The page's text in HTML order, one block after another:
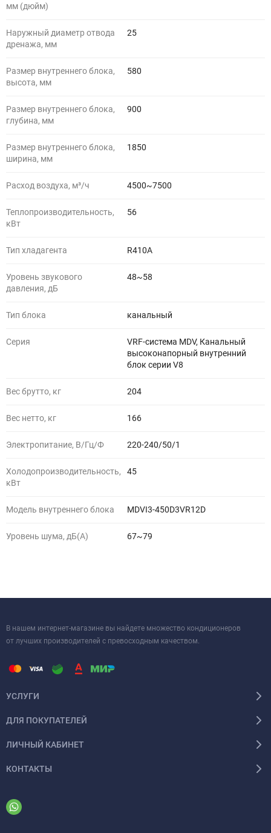
мм (дюйм)
Наружный диаметр отвода
дренажа, мм
25
Размер внутреннего блока,
высота, мм
580
Размер внутреннего блока,
глубина, мм
900
Размер внутреннего блока,
ширина, мм
1850
Расход воздуха, м³/ч 4500~7500
Теплопроизводительность,
кВт
56
Тип хладагента R410A
Уровень звукового
давления, дБ
48~58
Тип блока канальный
Серия
VRF-система MDV, Канальный
высоконапорный внутренний
блок серии V8
Вес брутто, кг 204
Вес нетто, кг 166
Электропитание, В/Гц/Ф 220-240/50/1
Холодопроизводительность,
кВт
45
Модель внутреннего блока MDVI3-450D3VR12D
Уровень шума, дБ(A) 67~79
В нашем интернет-магазине вы найдете множество кондиционеров
от лучших производителей с превосходным качеством.
УСЛУГИ
ДЛЯ ПОКУПАТЕЛЕЙ
ЛИЧНЫЙ КАБИНЕТ
КОНТАКТЫ